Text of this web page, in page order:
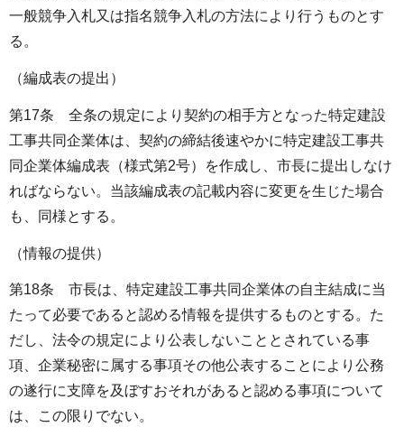
一般競争入札又は指名競争入札の方法により行うものとす
る。
（編成表の提出）
第17条 全条の規定により契約の相手方となった特定建設
工事共同企業体は、契約の締結後速やかに特定建設工事共
同企業体編成表（様式第2号）を作成し、市長に提出しなけ
ればならない。当該編成表の記載内容に変更を生じた場合
も、同様とする。
（情報の提供）
第18条 市長は、特定建設工事共同企業体の自主結成に当
たって必要であると認める情報を提供するものとする。た
だし、法令の規定により公表しないこととされている事
項、企業秘密に属する事項その他公表することにより公務
の遂行に支障を及ぼすおそれがあると認める事項について
は、この限りでない。